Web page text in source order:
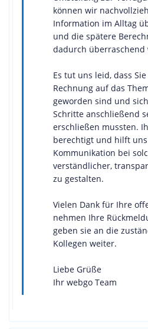
können wir
Information im Alltag
und die spätere
dadurch überraschend
Es tut uns leid, dass
Rechnung auf das
geworden sind und
Schritte anschließend
erschließen mussten.
berechtigt und hilft
Kommunikation bei
verständlicher,
zu gestalten.
Vielen Dank für Ihre
nehmen Ihre
geben sie an die
Kollegen weiter.
Liebe Grüße
Ihr webgo Team